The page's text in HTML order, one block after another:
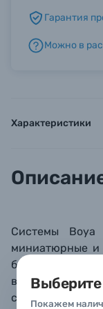
Выберите
Покажем
Б/У
Гарантия
Можно в
Характеристики
Системы Boya
миниатюрные и
свободный от